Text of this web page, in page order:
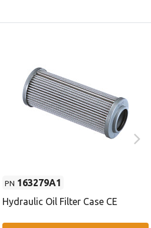
PN 163279A1
Hydraulic Oil Filter Case CE